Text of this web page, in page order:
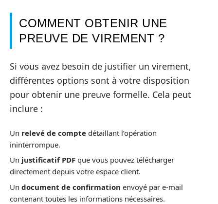
COMMENT OBTENIR UNE
PREUVE DE VIREMENT ?
Si vous avez besoin de justifier un virement,
différentes options sont à votre disposition
pour obtenir une preuve formelle. Cela peut
inclure :
Un relevé de compte détaillant l’opération
ininterrompue.
Un justificatif PDF que vous pouvez télécharger
directement depuis votre espace client.
Un document de confirmation envoyé par e-mail
contenant toutes les informations nécessaires.